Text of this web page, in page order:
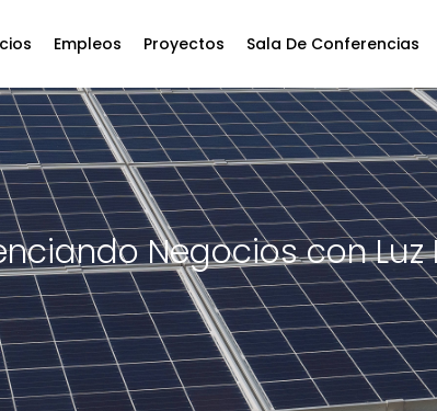
Empleos Proyectos Sala De Conferencias
Negocios con Luz